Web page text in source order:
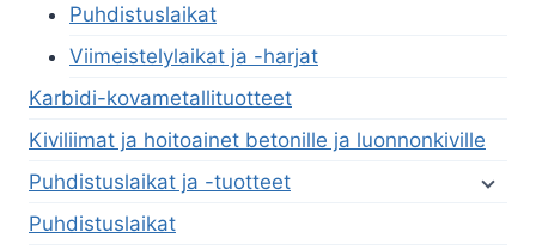
Puhdistuslaikat
Viimeistelylaikat ja -harjat
Karbidi-kovametallituotteet
Kiviliimat ja hoitoainet betonille ja luonnonkiville
Puhdistuslaikat ja -tuotteet
Puhdistuslaikat